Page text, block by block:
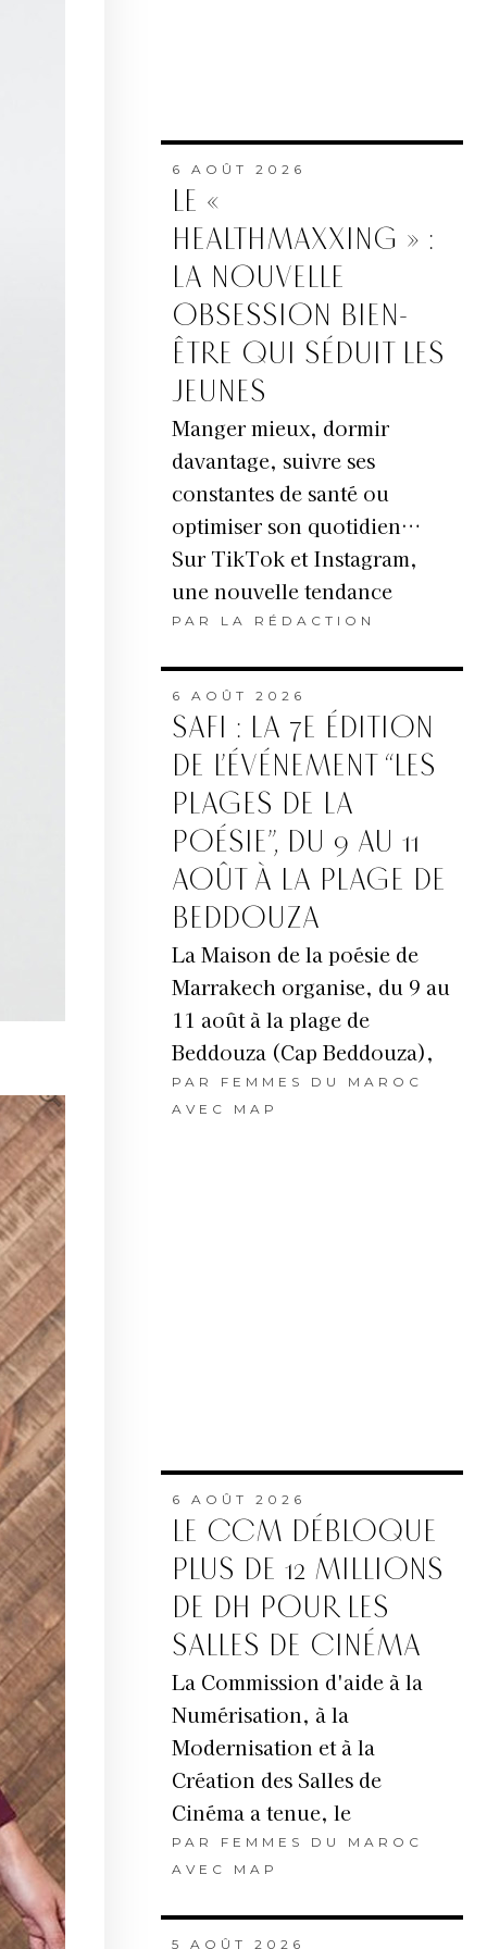
6 AOÛT 2026
LE «
HEALTHMAXXING » :
LA NOUVELLE
OBSESSION BIEN-
ÊTRE QUI SÉDUIT LES
JEUNES
Manger mieux, dormir
davantage, suivre ses
constantes de santé ou
optimiser son quotidien…
Sur TikTok et Instagram,
une nouvelle tendance
PAR LA RÉDACTION
6 AOÛT 2026
SAFI : LA 7E ÉDITION
DE L’ÉVÉNEMENT “LES
PLAGES DE LA
POÉSIE”, DU 9 AU 11
AOÛT À LA PLAGE DE
BEDDOUZA
La Maison de la poésie de
Marrakech organise, du 9 au
11 août à la plage de
Beddouza (Cap Beddouza),
PAR FEMMES DU MAROC
AVEC MAP
6 AOÛT 2026
LE CCM DÉBLOQUE
PLUS DE 12 MILLIONS
DE DH POUR LES
SALLES DE CINÉMA
La Commission d'aide à la
Numérisation, à la
Modernisation et à la
Création des Salles de
Cinéma a tenue, le
PAR FEMMES DU MAROC
AVEC MAP
5 AOÛT 2026